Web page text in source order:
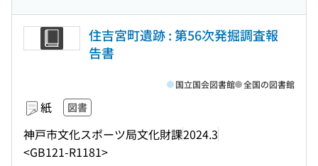
住吉宮町遺跡 : 第56次発掘調査報
告書
紙 図書
神戸市文化スポーツ局文化財課2024.3
<GB121-R1181>
国立国会図書館 全国の図書館